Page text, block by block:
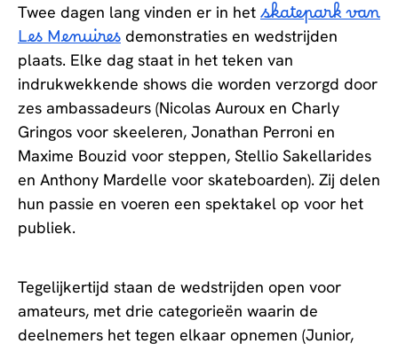
Twee dagen lang vinden er in het skatepark van
Les Menuires demonstraties en wedstrijden
plaats. Elke dag staat in het teken van
indrukwekkende shows die worden verzorgd door
zes ambassadeurs (Nicolas Auroux en Charly
Gringos voor skeeleren, Jonathan Perroni en
Maxime Bouzid voor steppen, Stellio Sakellarides
en Anthony Mardelle voor skateboarden). Zij delen
hun passie en voeren een spektakel op voor het
publiek.
Tegelijkertijd staan de wedstrijden open voor
amateurs, met drie categorieën waarin de
deelnemers het tegen elkaar opnemen (Junior,